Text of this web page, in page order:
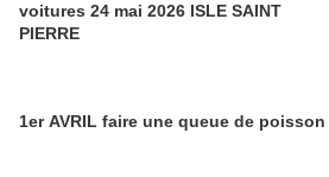
voitures 24 mai 2026 ISLE SAINT
PIERRE
1er AVRIL faire une queue de poisson